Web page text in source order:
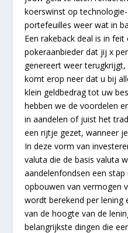
koerswinst op
portefeuilles weer wat in
Een rakeback deal is in
pokeraanbieder dat jij x
genereert weer
komt erop neer dat u bij
klein geldbedrag tot uw
hebben we de voordelen
in aandelen of juist het
een rijtje gezet, wanneer
In deze vorm van
valuta die de basis valuta
aandelenfondsen een
opbouwen van vermogen
wordt berekend per lening
van de hoogte van de
belangrijkste dingen die